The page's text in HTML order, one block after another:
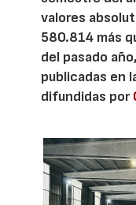
valores
580.814 más
del pasado
publicadas en
difundidas por